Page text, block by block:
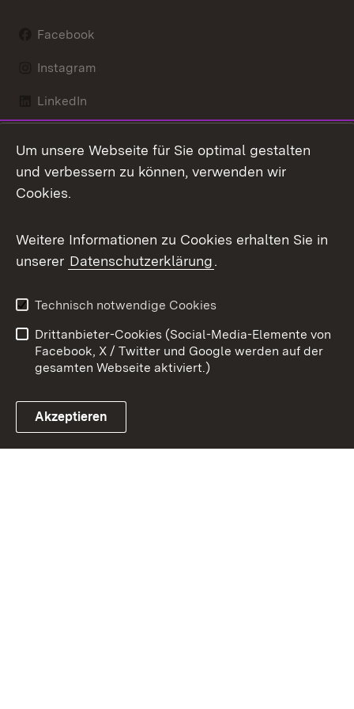
Facebook
Instagram
LinkedIn
X / Twitter
Youtube
Link zum Landesportal
Kontakt
Datenschutz
Barrierefreiheit
Impressum
Cookies
Um unsere Webseite für Sie optimal gestalten
und verbessern zu können, verwenden wir
Cookies.
Weitere Informationen zu Cookies erhalten Sie in
unserer Datenschutzerklärung.
Technisch notwendige Cookies
Drittanbieter-Cookies (Social-Media-Elemente von
Facebook, X / Twitter und Google werden auf der
gesamten Webseite aktiviert.)
Akzeptieren